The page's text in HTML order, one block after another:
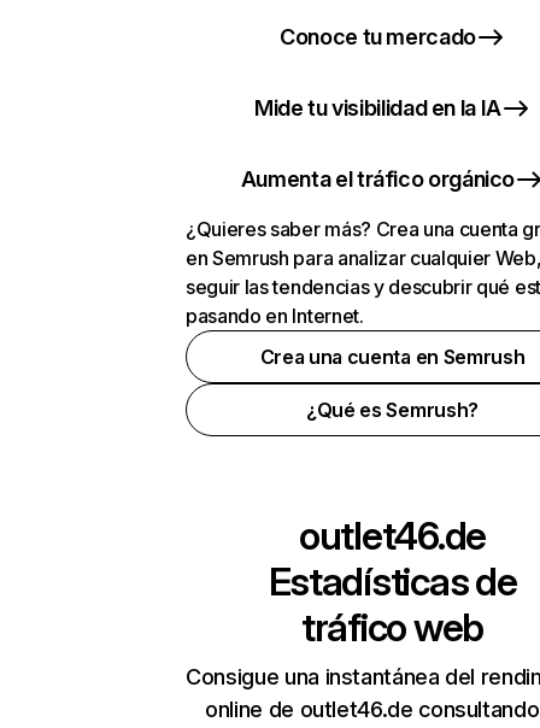
Conoce tu mercado
Mide tu visibilidad en la IA
Aumenta el tráfico orgánico
¿Quieres saber más? Crea una cuenta
en Semrush para analizar cualquier
seguir las tendencias y descubrir qué
pasando en Internet.
Crea una cuenta en Semrush
¿Qué es Semrush?
outlet46.de
Estadísticas de
tráfico web
Consigue una instantánea del
online de outlet46.de